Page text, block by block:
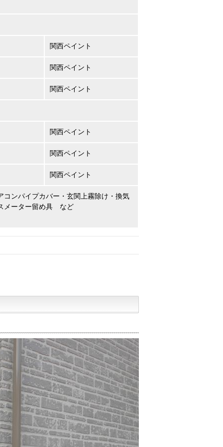
関西ペイント
関西ペイント
関西ペイント
関西ペイント
関西ペイント
関西ペイント
ンパイプカバー・玄関上霧除け・換気
メーター留め具 など